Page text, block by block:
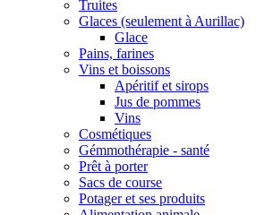
Truites
Glaces (seulement à Aurillac)
Glace
Pains, farines
Vins et boissons
Apéritif et sirops
Jus de pommes
Vins
Cosmétiques
Gémmothérapie - santé
Prêt à porter
Sacs de course
Potager et ses produits